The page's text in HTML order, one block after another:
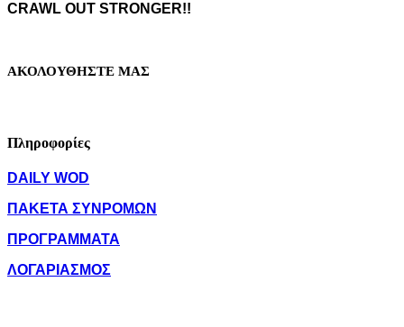
CRAWL OUT STRONGER!!
ΑΚΟΛΟΥΘΗΣΤΕ ΜΑΣ
Πληροφορίες
DAILY WOD
ΠΑΚΕΤΑ ΣΥΝΡΟΜΩΝ
ΠΡΟΓΡΑΜΜΑΤΑ
ΛΟΓΑΡΙΑΣΜΟΣ